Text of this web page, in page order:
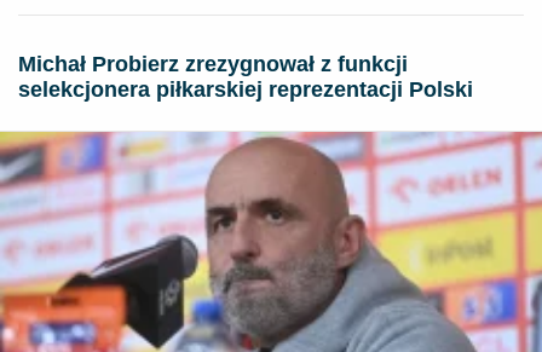
Michał Probierz zrezygnował z funkcji
selekcjonera piłkarskiej reprezentacji Polski